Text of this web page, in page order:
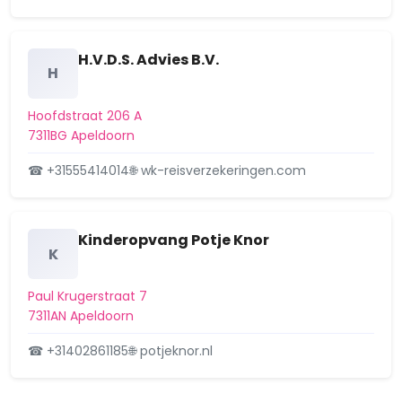
Aanvraag Omgevingsvergunning
Trompstraat 7, 7311 HV Apeldoorn,
Aanvraag Omgevingsvergunning
Trompstraat 7, 7311HV Apeldoorn
Raadhuisplein 6 E, 7311 LK
Apeldoorn, he…
30 oktober 2025
Buiten behandeling laten
aanvraag omgevingsvergunning
H
H.V.D.S. Advies B.V.
Hoofdstraat 206 A
7311BG Apeldoorn
☎ +31555414014🌐 wk-reisverzekeringen.com
K
Kinderopvang Potje Knor
Paul Krugerstraat 7
7311AN Apeldoorn
☎ +31402861185🌐 potjeknor.nl